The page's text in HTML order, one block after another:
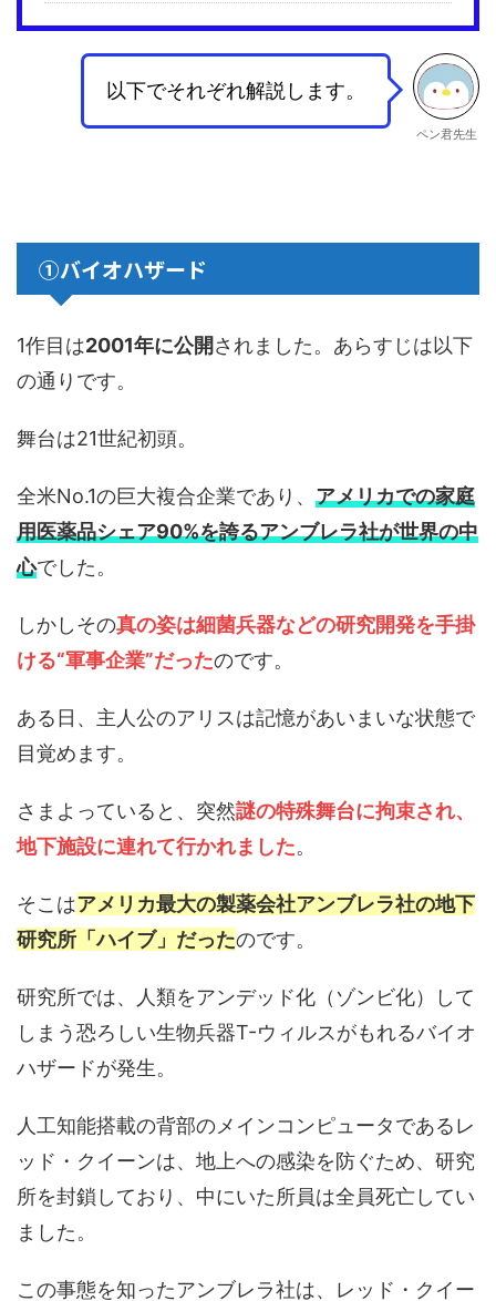
以下でそれぞれ解説します。
ペン君先生
①バイオハザード
1作目は2001年に公開されました。あらすじは以下
の通りです。
舞台は21世紀初頭。
全米No.1の巨大複合企業であり、 アメリカでの家庭
用医薬品シェア90%を誇るアンブレラ社が世界の中
心でした。
しかしその真の姿は細菌兵器などの研究開発を手掛
ける“軍事企業”だったのです。
ある日、主人公のアリスは記憶があいまいな状態で
目覚めます。
さまよっていると、突然謎の特殊舞台に拘束され、
地下施設に連れて行かれました。
そこはアメリカ最大の製薬会社アンブレラ社の地下
研究所「ハイブ」だったのです。
研究所では、人類をアンデッド化（ゾンビ化）して
しまう恐ろしい生物兵器T-ウィルスがもれるバイオ
ハザードが発生。
人工知能搭載の背部のメインコンピュータであるレ
ッド・クイーンは、地上への感染を防ぐため、研究
所を封鎖しており、中にいた所員は全員死亡してい
ました。
この事態を知ったアンブレラ社は、レッド・クイー